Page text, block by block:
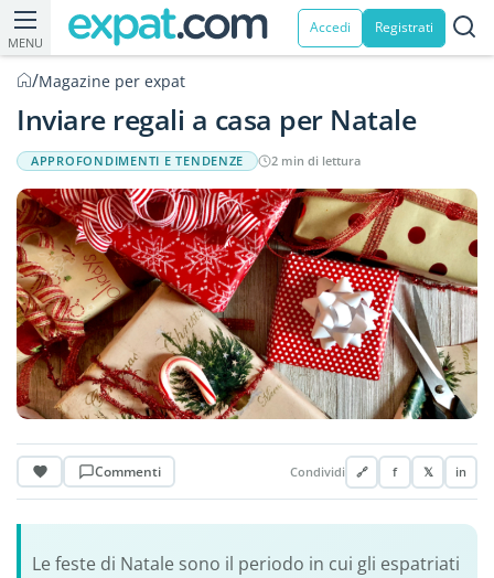
MENU
Accedi Registrati
/Magazine per expat
Inviare regali a casa per Natale
APPROFONDIMENTI E TENDENZE 2 min di lettura
Commenti Condividi 🔗 f 𝕏 in
Le feste di Natale sono il periodo in cui gli espatriati